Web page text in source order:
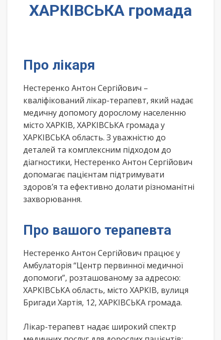
ХАРКІВСЬКА громада
Про лікаря
Нестеренко Антон Сергійович –
кваліфікований лікар-терапевт, який надає
медичну допомогу дорослому населенню
місто ХАРКІВ, ХАРКІВСЬКА громада у
ХАРКІВСЬКА область. З уважністю до
деталей та комплексним підходом до
діагностики, Нестеренко Антон Сергійович
допомагає пацієнтам підтримувати
здоров’я та ефективно долати різноманітні
захворювання.
Про вашого терапевта
Нестеренко Антон Сергійович працює у
Амбулаторія “Центр первинної медичної
допомоги”, розташованому за адресою:
ХАРКІВСЬКА область, місто ХАРКІВ, вулиця
Бригади Хартія, 12, ХАРКІВСЬКА громада.
Лікар-терапевт надає широкий спектр